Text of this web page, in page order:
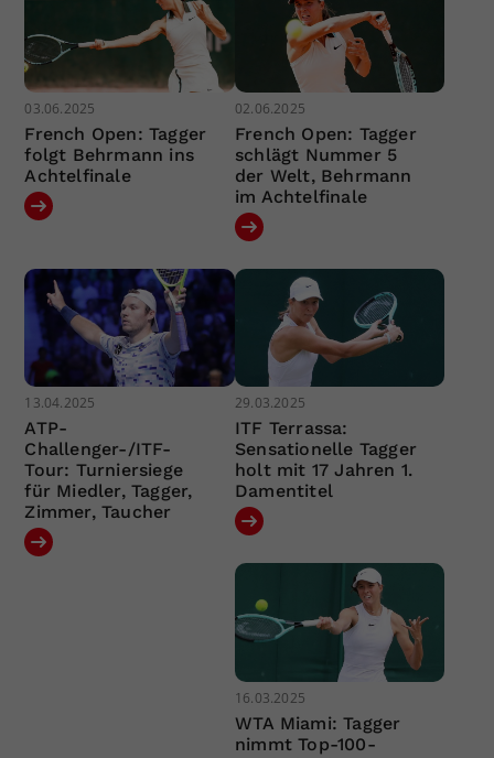
03.06.2025
French Open: Tagger
folgt Behrmann ins
Achtelfinale
02.06.2025
French Open: Tagger
schlägt Nummer 5
der Welt, Behrmann
im Achtelfinale
13.04.2025
ATP-
Challenger-/ITF-
Tour: Turniersiege
für Miedler, Tagger,
Zimmer, Taucher
29.03.2025
ITF Terrassa:
Sensationelle Tagger
holt mit 17 Jahren 1.
Damentitel
16.03.2025
WTA Miami: Tagger
nimmt Top-100-